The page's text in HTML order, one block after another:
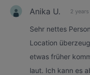
Anika U. 2
Sehr nettes
Location
etwas früher
laut. Ich kann es